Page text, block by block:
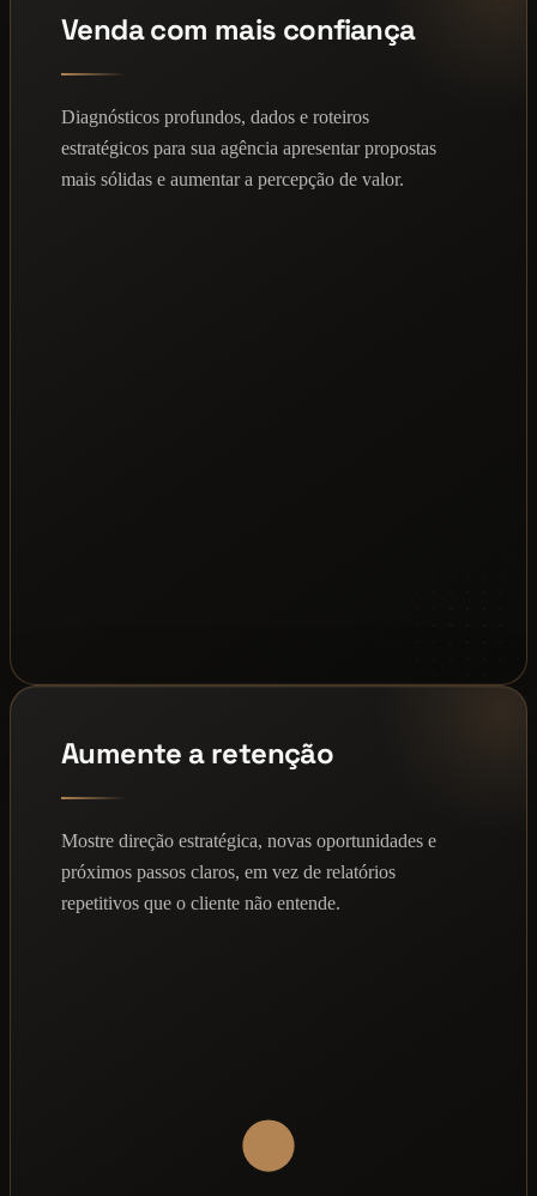
Venda com mais confiança
Diagnósticos profundos, dados e roteiros
estratégicos para sua agência apresentar propostas
mais sólidas e aumentar a percepção de valor.
Aumente a retenção
Mostre direção estratégica, novas oportunidades e
próximos passos claros, em vez de relatórios
repetitivos que o cliente não entende.